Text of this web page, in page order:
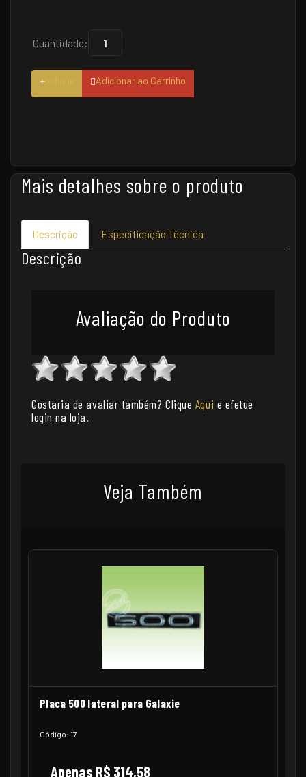
Quantidade:
Adicionar ao Carrinho
Mais detalhes sobre o produto
Descrição Especificação Técnica
Descrição
Avaliação do Produto
Gostaria de avaliar também? Clique Aqui e efetue
login na loja.
Veja Também
Placa 500 lateral para Galaxie
Código: 17
Apenas R$ 314,58